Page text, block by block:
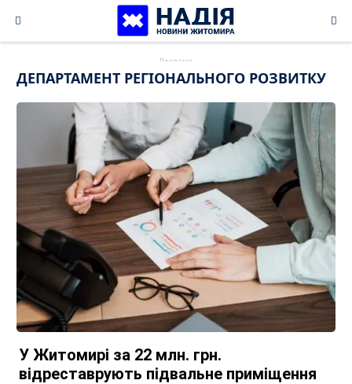
content
ДЕПАРТАМЕНТ РЕГІОНАЛЬНОГО РОЗВИТКУ
У Житомирі за 22 млн. грн.
відреставрують підвальне приміщення